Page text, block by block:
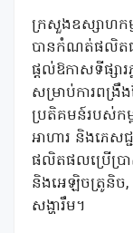
ក្រសួងឧស្សាហកម្ម
បានកំណត់ផលិត
ផ្តល់ឱកាសទីផ្សារ
សម្រាប់ការពង្រឹ
ប្រតិគមន៍របស់ក
អាហារ និងភេសជ្
ផលិតផលប្រើប្រា
និងអេឡិចត្រូនិច,
សង្ហារឹម។